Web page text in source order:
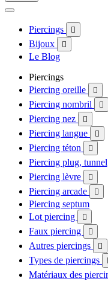
Piercings 
Bijoux 
Le Blog
Piercings
Piercing oreille

Piercing nombril 
Piercing nez 
Piercing langue 
Piercing téton 
Piercing plug,
Piercing lèvre 
Piercing arcade 
Piercing septum
Lot piercing

Faux piercing 
Autres piercings 
Types de piercings
Matériaux des